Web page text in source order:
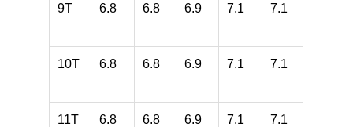
9T 6.8 6.8 6.9 7.1 7.1
10T 6.8 6.8 6.9 7.1 7.1
11T 6.8 6.8 6.9 7.1 7.1